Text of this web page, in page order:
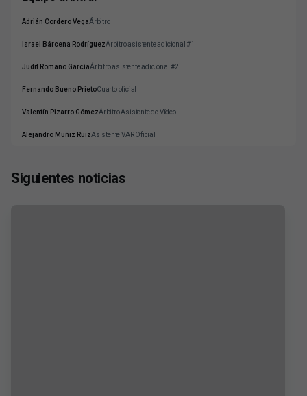
Adrián Cordero VegaÁrbitro
Israel Bárcena RodríguezÁrbitro asistente adicional #1
Judit Romano GarcíaÁrbitro asistente adicional #2
Fernando Bueno PrietoCuarto oficial
Valentín Pizarro GómezÁrbitro Asistente de Vídeo
Alejandro Muñiz RuizAsistente VAR Oficial
Siguientes noticias